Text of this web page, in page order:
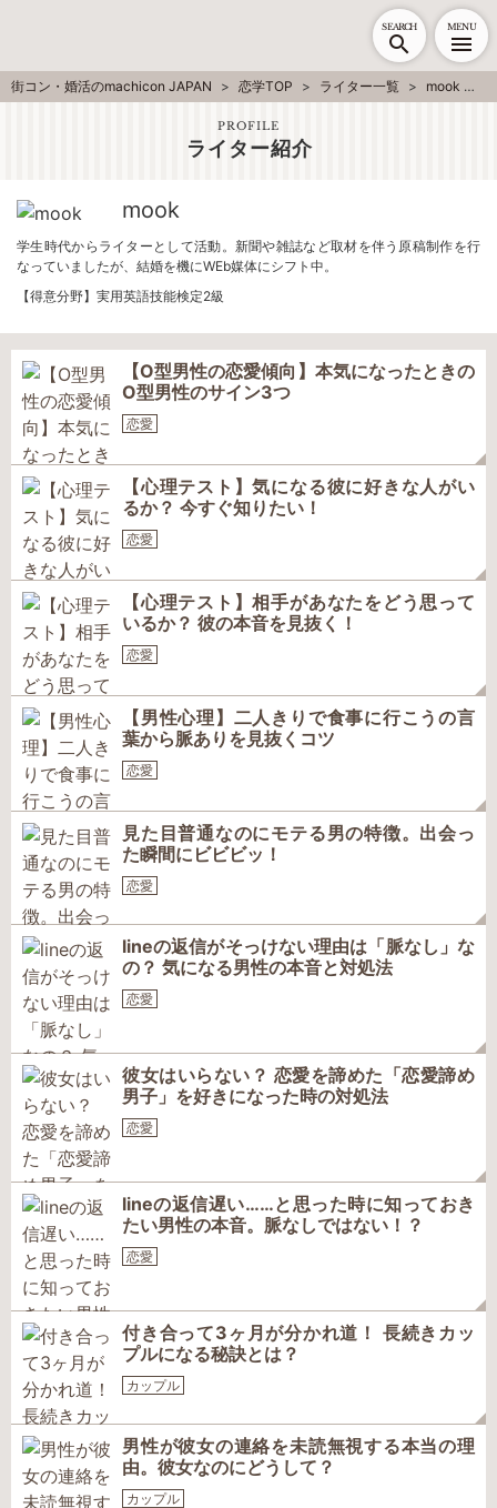
SEARCH MENU
街コン・婚活のmachicon JAPAN 恋学TOP ライター一覧 mook
PROFILE
ライター紹介
mook
学生時代からライターとして活動。新聞や雑誌など取材を伴う原稿制作を行
なっていましたが、結婚を機にWEb媒体にシフト中。
【得意分野】実用英語技能検定2級
【O型男性の恋愛傾向】本気になったときの
O型男性のサイン3つ
恋愛
【心理テスト】気になる彼に好きな人がい
るか？ 今すぐ知りたい！
恋愛
【心理テスト】相手があなたをどう思って
いるか？ 彼の本音を見抜く！
恋愛
【男性心理】二人きりで食事に行こうの言
葉から脈ありを見抜くコツ
恋愛
見た目普通なのにモテる男の特徴。出会っ
た瞬間にビビビッ！
恋愛
lineの返信がそっけない理由は「脈なし」な
の？ 気になる男性の本音と対処法
恋愛
彼女はいらない？ 恋愛を諦めた「恋愛諦め
男子」を好きになった時の対処法
恋愛
lineの返信遅い……と思った時に知っておき
たい男性の本音。脈なしではない！？
恋愛
付き合って3ヶ月が分かれ道！ 長続きカッ
プルになる秘訣とは？
カップル
男性が彼女の連絡を未読無視する本当の理
由。彼女なのにどうして？
カップル